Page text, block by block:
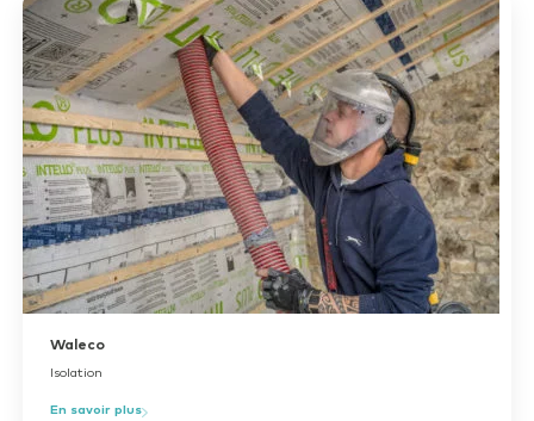
Waleco
Isolation
En savoir plus